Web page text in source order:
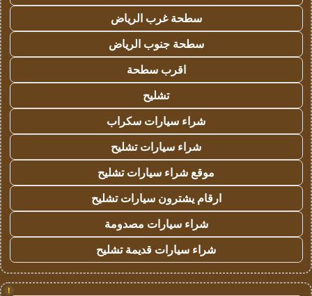
سطحة غرب الرياض
سطحة جنوب الرياض
اقرب سطحة
تشليح
شراء سيارات سكراب
شراء سيارات تشليح
موقع شراء سيارات تشليح
ارقام يشترون سيارات تشليح
شراء سيارات مصدومة
شراء سيارات قديمة تشليح
!